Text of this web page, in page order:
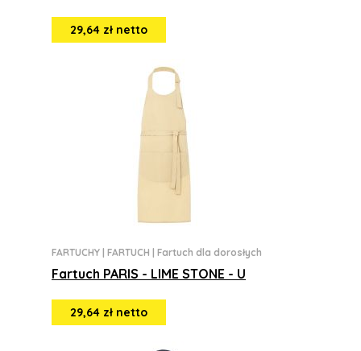
29,64 zł netto
FARTUCHY FARTUCH Fartuch dla dorosłych
Fartuch PARIS - LIME STONE - U
29,64 zł netto